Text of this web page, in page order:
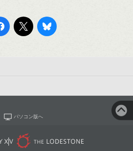
パソコン版へ